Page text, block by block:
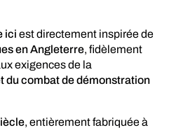
ici est directement inspirée de
en Angleterre, fidèlement
exigences de la
du combat de démonstration
, entièrement fabriquée à